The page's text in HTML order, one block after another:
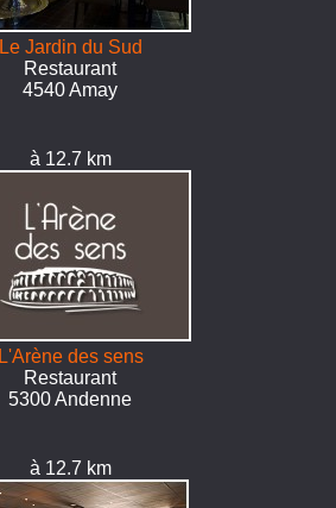
Le Jardin du Sud
Restaurant
4540 Amay
à 12.7 km
L'Arène des sens
Restaurant
5300 Andenne
à 12.7 km